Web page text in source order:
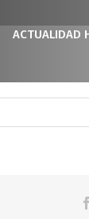
ACTUALIDAD